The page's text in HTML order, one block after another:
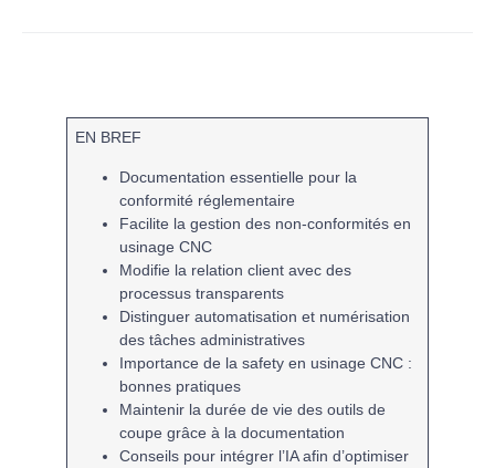
EN BREF
Documentation essentielle pour la
conformité réglementaire
Facilite lagestion des non-conformités en
usinage CNC
Modifie la relation client avec des
processus transparents
Distinguerautomatisation et numérisation
des tâches administratives
Importance de lasafety en usinage CNC :
bonnes pratiques
Maintenir ladurée de vie des outils de
coupe grâce à la documentation
Conseils pour intégrer l’IA afin d’optimiser